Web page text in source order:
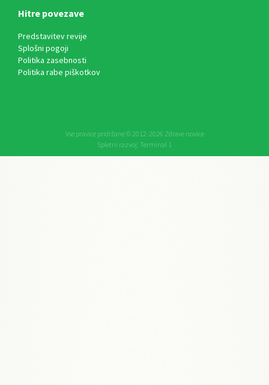
Hitre povezave
Predstavitev revije
Splošni pogoji
Politika zasebnosti
Politika rabe piškotkov
Vse pravice pridržane © 2012-2026 Zdrave novice
Spletni razvoj: Terminal 1